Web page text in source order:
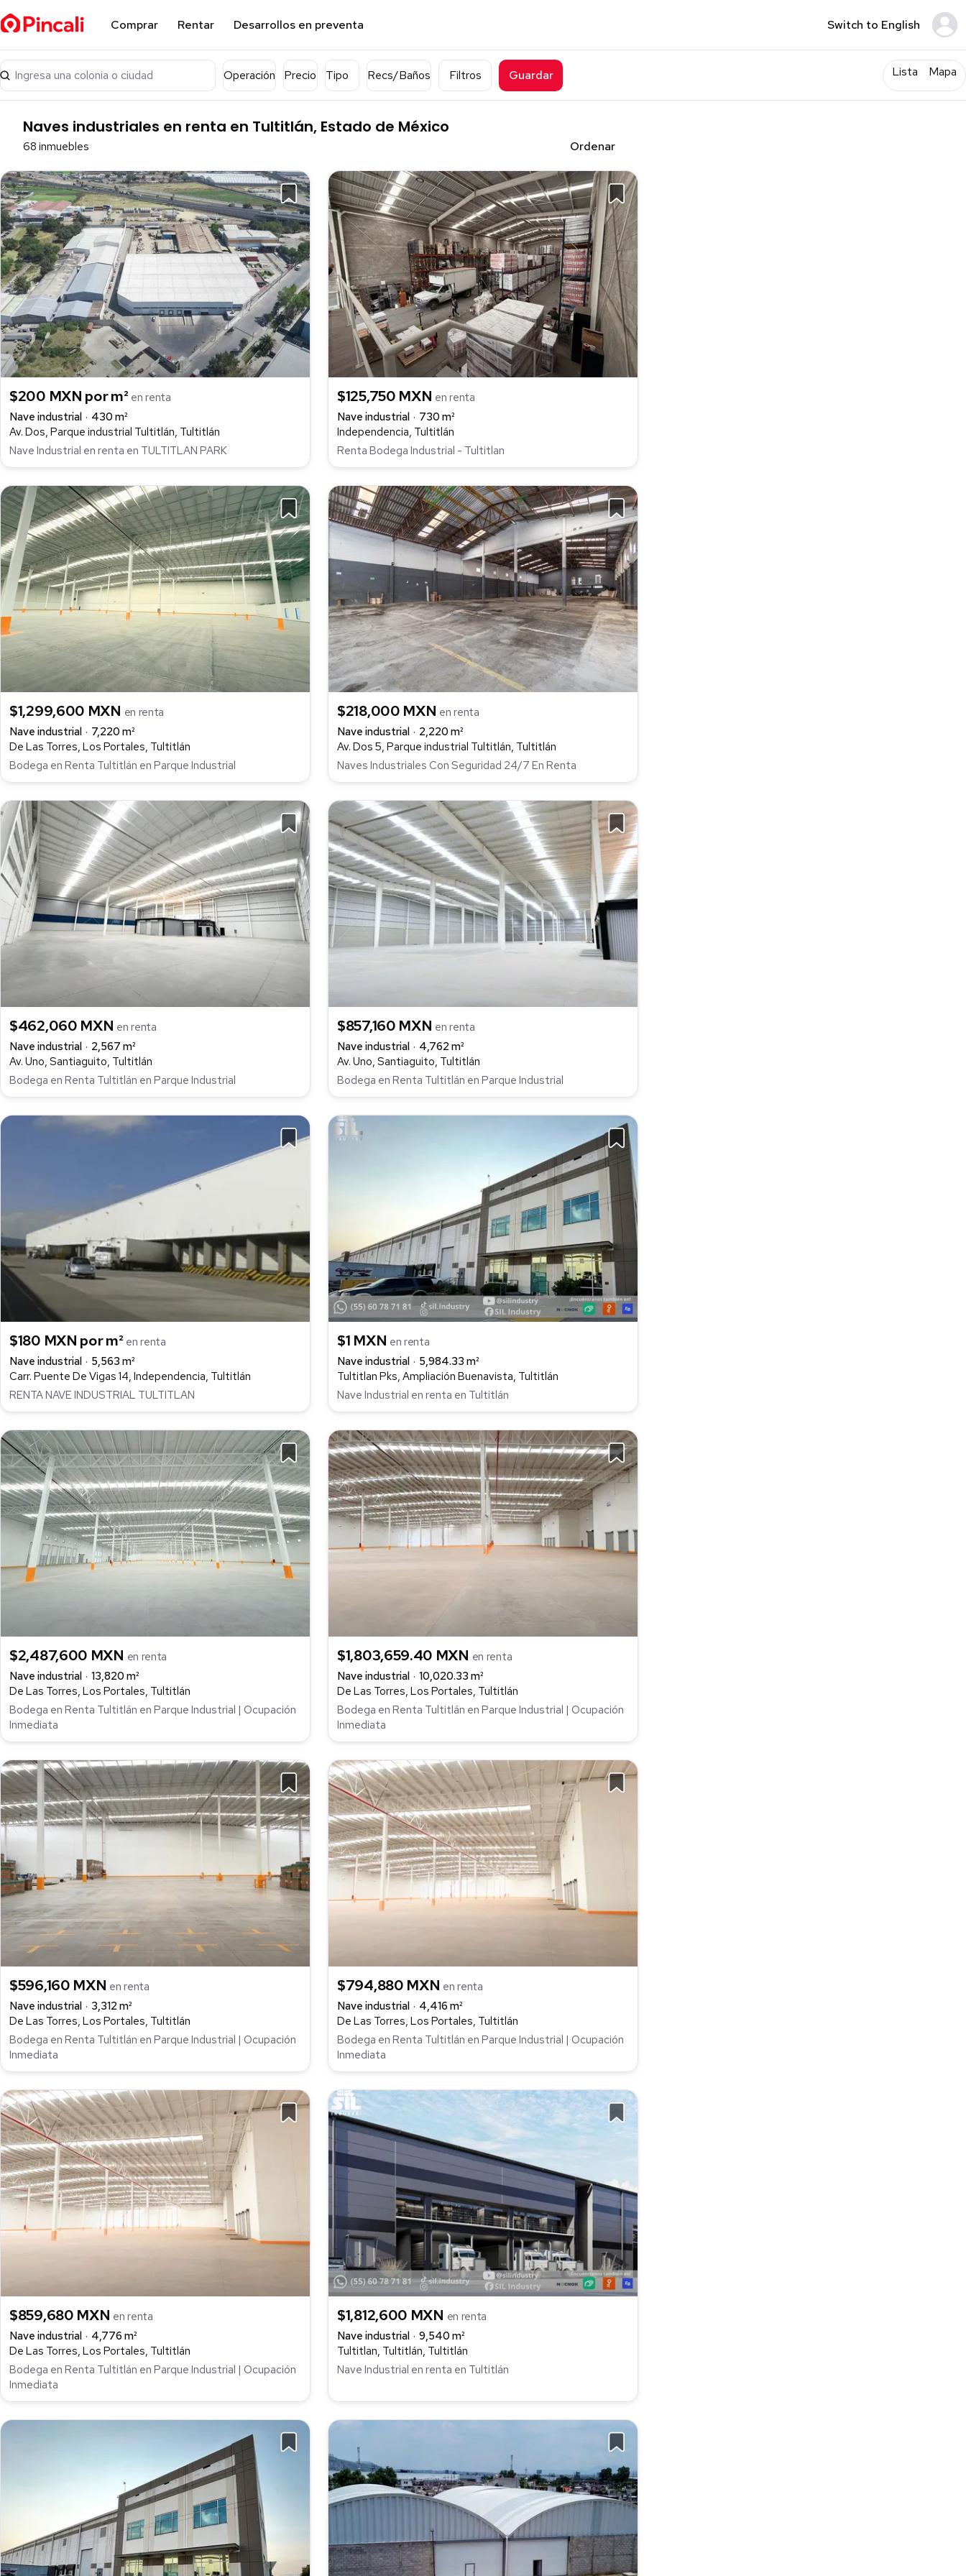
Comprar Rentar Desarrollos en preventa Switch to English
Ingresa una colonia o ciudad Operación Precio Tipo Recs/Baños Filtros Guardar Lista Mapa
Naves industriales en renta en Tultitlán, Estado de México
68 inmuebles Ordenar
$200 MXN por m² en renta
Nave industrial
430 m²
Av. Dos, Parque industrial Tultitlán, Tultitlán
Nave Industrial en renta en TULTITLAN PARK
$125,750 MXN en renta
Nave industrial
730 m²
Independencia, Tultitlán
Renta Bodega Industrial - Tultitlan
$1,299,600 MXN en renta
Nave industrial
7,220 m²
De Las Torres, Los Portales, Tultitlán
Bodega en Renta Tultitlán en Parque Industrial
$218,000 MXN en renta
Nave industrial
2,220 m²
Av. Dos 5, Parque industrial Tultitlán, Tultitlán
Naves Industriales Con Seguridad 24/7 En Renta
$462,060 MXN en renta
Nave industrial
2,567 m²
Av. Uno, Santiaguito, Tultitlán
Bodega en Renta Tultitlán en Parque Industrial
$857,160 MXN en renta
Nave industrial
4,762 m²
Av. Uno, Santiaguito, Tultitlán
Bodega en Renta Tultitlán en Parque Industrial
$180 MXN por m² en renta
Nave industrial
5,563 m²
Carr. Puente De Vigas 14, Independencia, Tultitlán
RENTA NAVE INDUSTRIAL TULTITLAN
$1 MXN en renta
Nave industrial
5,984.33 m²
Tultitlan Pks, Ampliación Buenavista, Tultitlán
Nave Industrial en renta en Tultitlán
$2,487,600 MXN en renta
Nave industrial
13,820 m²
De Las Torres, Los Portales, Tultitlán
Bodega en Renta Tultitlán en Parque Industrial | Ocupación
Inmediata
$1,803,659.40 MXN en renta
Nave industrial
10,020.33 m²
De Las Torres, Los Portales, Tultitlán
Bodega en Renta Tultitlán en Parque Industrial | Ocupación
Inmediata
$596,160 MXN en renta
Nave industrial
3,312 m²
De Las Torres, Los Portales, Tultitlán
Bodega en Renta Tultitlán en Parque Industrial | Ocupación
Inmediata
$794,880 MXN en renta
Nave industrial
4,416 m²
De Las Torres, Los Portales, Tultitlán
Bodega en Renta Tultitlán en Parque Industrial | Ocupación
Inmediata
$859,680 MXN en renta
Nave industrial
4,776 m²
De Las Torres, Los Portales, Tultitlán
Bodega en Renta Tultitlán en Parque Industrial | Ocupación
Inmediata
$1,812,600 MXN en renta
Nave industrial
9,540 m²
Tultitlan, Tultitlán, Tultitlán
Nave Industrial en renta en Tultitlán